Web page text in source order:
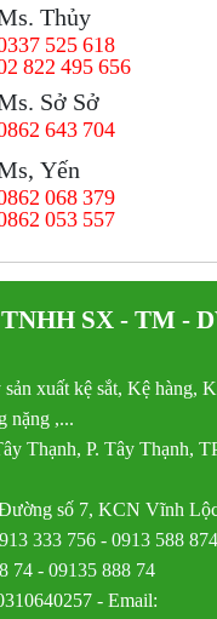
Thủy
525 618
822 495 656
Sở Sở
643 704
Yến
068 379
053 557
SX - TM -
xuất kệ sắt, Kệ hàng,
nặng ,...
Thạnh, P. Tây Thạnh,
số 7, KCN Vĩnh
333 756 -0913 588 874
74 -09135 888 74
- Email: